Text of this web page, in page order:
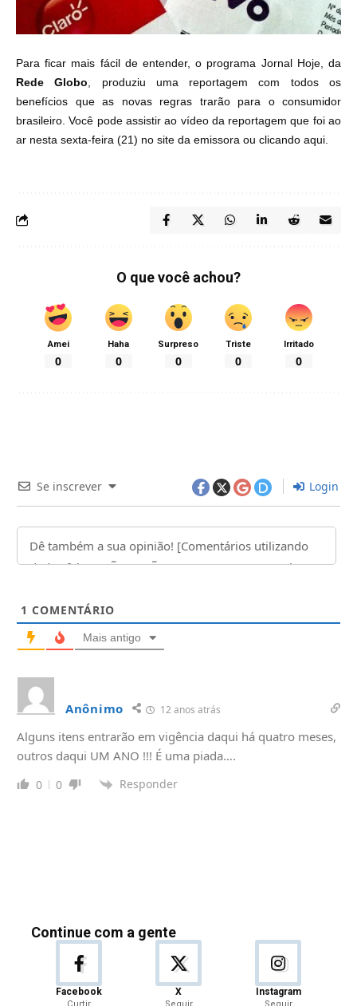
Para ficar mais fácil de entender, o programa Jornal Hoje, da
Rede Globo , produziu uma reportagem com todos os
benefícios que as novas regras trarão para o consumidor
brasileiro. Você pode assistir ao vídeo da reportagem que foi ao
ar nesta sexta-feira (21) no site da emissora ou clicando aqui.
O que você achou?
Amei
0
Haha
0
Surpreso
0
Triste
0
Irritado
0
Se inscrever Login
1 COMENTÁRIO
Mais antigo
Anônimo 12 anos atrás
Alguns itens entrarão em vigência daqui há quatro meses,
outros daqui UM ANO !!! É uma piada….
0 0 Responder
Continue com a gente
Facebook X Instagram